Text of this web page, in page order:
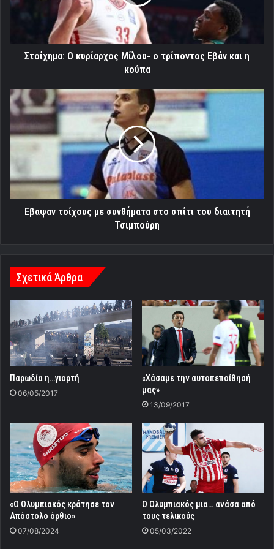
τρίποντος
κούπαΣτοίχημα: Ο κυρίαρχος Μίλου- ο τρίποντος Εβάν και η
κούπα
Εβαψαν
τοίχους
συνθήματα
του
διαιτητή
Τσιμπούρη
Εβαψαν τοίχους με συνθήματα στο σπίτι του διαιτητή
Τσιμπούρη
Σχετικά Άρθρα
Παρωδία η…γιορτή
06/05/2017
«Χάσαμε την αυτοπεποίθησή
μας»
13/09/2017
«Ο Ολυμπιακός κράτησε τον
Απόστολο όρθιο»
07/08/2024
Ο Ολυμπιακός μια… ανάσα από
τους τελικούς
05/03/2022